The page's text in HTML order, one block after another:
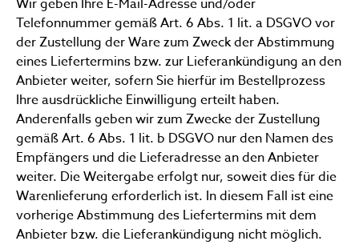
Telefonnummer gemäß Art. 6 Abs. 1 lit. a DSGVO vor
der Zustellung der Ware zum Zweck der Abstimmung
eines Liefertermins bzw. zur Lieferankündigung an den
Anbieter weiter, sofern Sie hierfür im Bestellprozess
Ihre ausdrückliche Einwilligung erteilt haben.
Anderenfalls geben wir zum Zwecke der Zustellung
gemäß Art. 6 Abs. 1 lit. b DSGVO nur den Namen des
Empfängers und die Lieferadresse an den Anbieter
weiter. Die Weitergabe erfolgt nur, soweit dies für die
Warenlieferung erforderlich ist. In diesem Fall ist eine
vorherige Abstimmung des Liefertermins mit dem
Anbieter bzw. die Lieferankündigung nicht möglich.